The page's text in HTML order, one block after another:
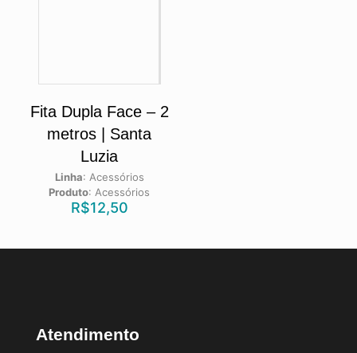
Fita Dupla Face – 2
metros | Santa
Luzia
Linha: Acessórios
Produto: Acessórios
R$12,50
Atendimento